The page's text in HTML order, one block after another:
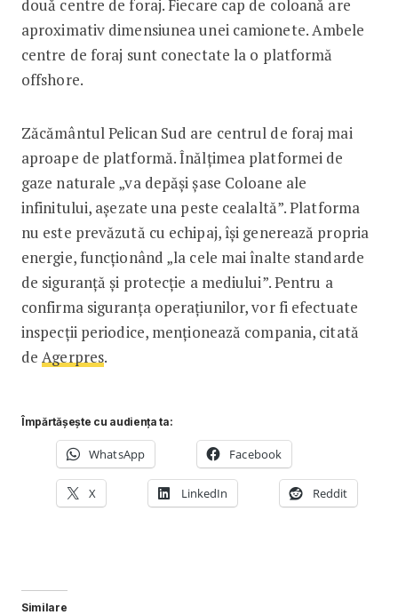
două centre de foraj. Fiecare cap de coloană are
aproximativ dimensiunea unei camionete. Ambele
centre de foraj sunt conectate la o platformă
offshore.
Zăcământul Pelican Sud are centrul de foraj mai
aproape de platformă. Înălţimea platformei de
gaze naturale „va depăşi şase Coloane ale
infinitului, aşezate una peste cealaltă”. Platforma
nu este prevăzută cu echipaj, îşi generează propria
energie, funcţionând „la cele mai înalte standarde
de siguranţă şi protecţie a mediului”. Pentru a
confirma siguranţa operaţiunilor, vor fi efectuate
inspecţii periodice, menţionează compania, citată
deAgerpres.
Împărtășește cu audiența ta:
WhatsApp Facebook
X LinkedIn Reddit
Similare